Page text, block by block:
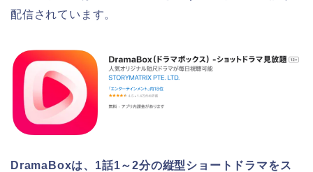
配信されています。
DramaBoxは、1話1～2分の縦型ショートドラマをス